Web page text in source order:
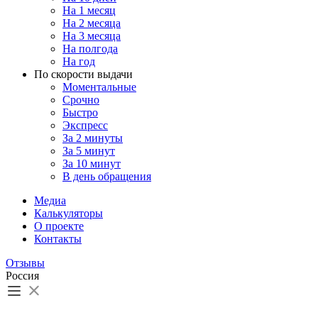
На 1 месяц
На 2 месяца
На 3 месяца
На полгода
На год
По скорости выдачи
Моментальные
Срочно
Быстро
Экспресс
За 2 минуты
За 5 минут
За 10 минут
В день обращения
Медиа
Калькуляторы
О проекте
Контакты
Отзывы
Россия